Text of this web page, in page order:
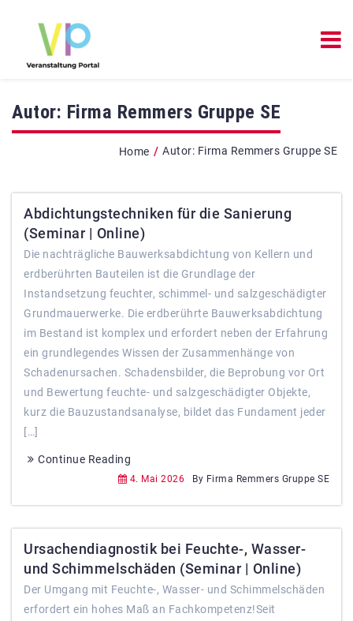
Autor: Firma Remmers Gruppe SE
Home / Autor: Firma Remmers Gruppe SE
Abdichtungstechniken für die Sanierung
(Seminar | Online)
Die nachträgliche Bauwerksabdichtung von Kellern und
erdberührten Bauteilen ist die Grundlage der
Instandsetzung feuchter, schimmel- und salzgeschädigter
Grundmauerwerke. Die erdberührte Bauwerksabdichtung
im Bestand ist komplex und erfordert neben der Erfahrung
ein grundlegendes Wissen der Zusammenhänge von
Schadenursachen. Schadensbilder, die Beprobung vor Ort
und Bewertung feuchte- und salzgeschädigter Objekte,
kurz die Bauzustandsanalyse, bildet das Fundament jeder
[…]
Continue Reading
4. Mai 2026 By Firma Remmers Gruppe SE
Ursachendiagnostik bei Feuchte-, Wasser-
und Schimmelschäden (Seminar | Online)
Der Umgang mit Feuchte-, Wasser- und Schimmelschäden
erfordert ein hohes Maß an Fachkompetenz!Seit